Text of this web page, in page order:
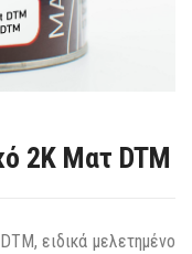
2Κ Ματ DTM
ειδικά μελετημένο